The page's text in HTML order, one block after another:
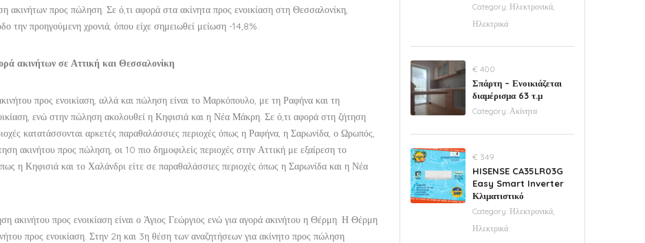
προς πώληση. Σε ό,τι αφορά στα ακίνητα προς ενοικίαση στη Θεσσαλονίκη,
την προηγούμενη χρονιά, όπου είχε σημειωθεί μείωση -14,8%.
ακινήτων σε Αττική και Θεσσαλονίκη
προς ενοικίαση, αλλά και πώληση είναι το Μαρκόπουλο, με τη Ραφήνα και τη
ενώ στην πώληση ακολουθεί η Κηφισιά και η Νέα Μάκρη. Σε ό,τι αφορά στη ζήτηση
κατατάσσονται αρκετές παραθαλάσσιες περιοχές όπως η Ραφήνα, η Σαρωνίδα, ο Ωρωπός,
ακινήτου προς πώληση, οι 10 πιο δημοφιλείς περιοχές στην Αττική με εξαίρεση το
η Κηφισιά και το Χαλάνδρι είτε σε παραθαλάσσιες περιοχές όπως η Σαρωνίδα και η Νέα
ακινήτου προς ενοικίαση είναι ο Άγιος Γεώργιος ενώ για αγορά ακινήτου η Θέρμη. Η Θέρμη
προς ενοικίαση. Στην 2η και 3η θέση των αναζητήσεων για ακίνητο προς πώληση
Category: Ηλεκτρονικά,
Ηλεκτρικά
€ 400
Σπάρτη – Ενοικιάζεται
διαμέρισμα 63 τ.μ
Category: Ακίνητα
€ 349
HISENSE CA35LR03G
Easy Smart Inverter
Κλιματιστικό
Category: Ηλεκτρονικά,
Ηλεκτρικά